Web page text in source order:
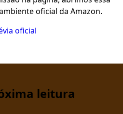
oficial da Amazon.
oficial
leitura